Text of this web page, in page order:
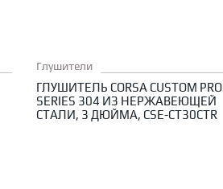
Глушители
ГЛУШИТЕЛЬ CORSA CUSTOM PRO
SERIES 304 ИЗ НЕРЖАВЕЮЩЕЙ
СТАЛИ, 3 ДЮЙМА, CSE-CT30CTR